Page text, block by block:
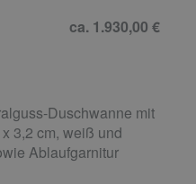
ca. 1.930,00 €
Duschwanne mit
3,2 cm, weiß und
Ablaufgarnitur